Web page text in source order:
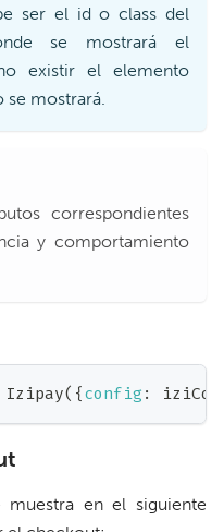
ser el id o class del
se mostrará el
existir el elemento
mostrará.
correspondientes
y comportamiento
Izipay( {config :
en el siguiente